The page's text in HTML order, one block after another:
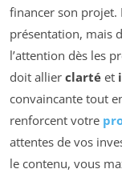
financer son projet.
présentation, mais
l’attention dès les
doit allier clarté et
convaincante tout
renforcent votre
attentes de vos
le contenu, vous